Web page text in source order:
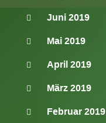
Juni 2019
Mai 2019
April 2019
März 2019
Februar 2019